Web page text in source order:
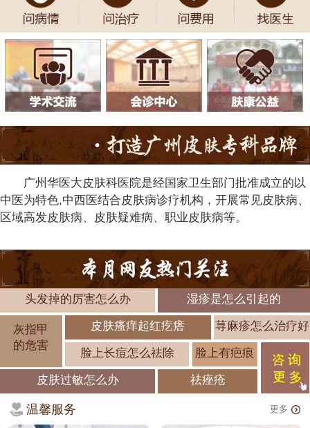
广州华医大皮肤科医院是经国家卫生部门批准成立的以
中医为特色,中西医结合皮肤病诊疗机构，开展常见皮肤病、
区域高发皮肤病、皮肤疑难病、职业皮肤病等。
头发掉的厉害怎么办 湿疹是怎么引起的
灰指甲
的危害
皮肤瘙痒起红疙瘩 荨麻疹怎么治疗好
脸上长痘怎么祛除 脸上有疤痕
皮肤过敏怎么办 祛痤疮
温馨服务 更多